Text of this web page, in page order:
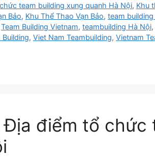
team building xung quanh Hà Nội, Khu
Bảo, Khu Thể Thao Vạn Bảo, team
Team Building Vietnam, teambuilding Hà Nội,
Building, Viet Nam Teambuilding, Vietnam
điểm tổ chức